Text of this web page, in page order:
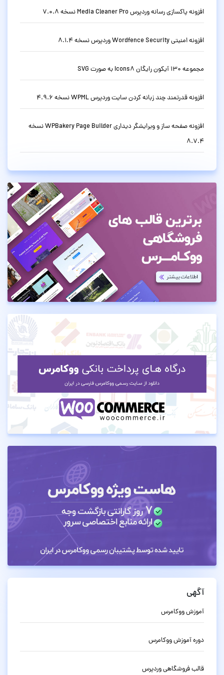
افزونه پاکسازی رسانه وردپرس Media Cleaner Pro نسخه 7.0.8
افزونه امنیتی Wordfence Security وردپرس نسخه 8.1.4
مجموعه 130 آیکون رایگان Icons8 به صورت SVG
افزونه قدرتمند چند زبانه کردن سایت وردپرس WPML نسخه 4.9.6
افزونه صفحه ساز و ویرایشگر دیداری WPBakery Page Builder نسخه
8.7.4
آگهی
آموزش ووکامرس
دوره آموزش ووکامرس
قالب فروشگاهی وردپرس